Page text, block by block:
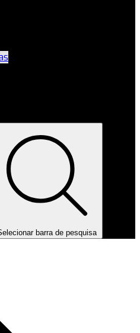
barra de pesquisa